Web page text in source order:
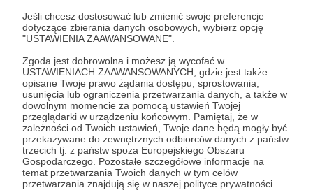
Jeśli chcesz dostosować lub zmienić swoje preferencje
dotyczące zbierania danych osobowych, wybierz opcję
"USTAWIENIA ZAAWANSOWANE".
Zgoda jest dobrowolna i możesz ją wycofać w
USTAWIENIACH ZAAWANSOWANYCH, gdzie jest także
opisane Twoje prawo żądania dostępu, sprostowania,
usunięcia lub ograniczenia przetwarzania danych, a także w
dowolnym momencie za pomocą ustawień Twojej
przeglądarki w urządzeniu końcowym. Pamiętaj, że w
zależności od Twoich ustawień, Twoje dane będą mogły być
przekazywane do zewnętrznych odbiorców danych z państw
trzecich tj. z państw spoza Europejskiego Obszaru
Gospodarczego. Pozostałe szczegółowe informacje na
temat przetwarzania Twoich danych w tym celów
przetwarzania znajdują się w naszej polityce prywatności.
Udostępnij
Łukasz Kowalczuk
Zobacz profil autora